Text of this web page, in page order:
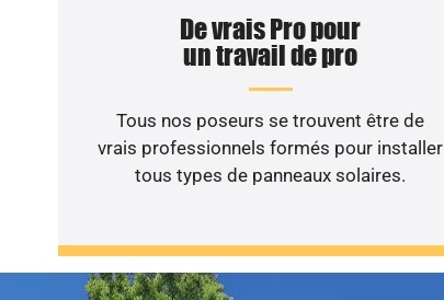
De vrais Pro pour
un travail de pro
Tous nos poseurs se trouvent être de
vrais professionnels formés pour installer
tous types de panneaux solaires.